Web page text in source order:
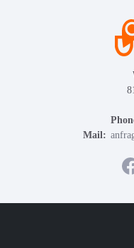
Mail: